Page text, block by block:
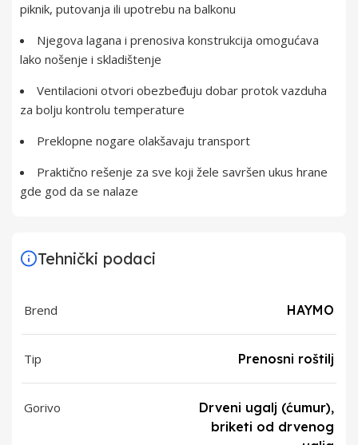
piknik, putovanja ili upotrebu na balkonu
Njegova lagana i prenosiva konstrukcija omogućava
lako nošenje i skladištenje
Ventilacioni otvori obezbeđuju dobar protok vazduha
za bolju kontrolu temperature
Preklopne nogare olakšavaju transport
Praktično rešenje za sve koji žele savršen ukus hrane
gde god da se nalaze
Tehnički podaci
Brend HAYMO
Tip Prenosni roštilj
Gorivo
Drveni ugalj (ćumur),
briketi od drvenog